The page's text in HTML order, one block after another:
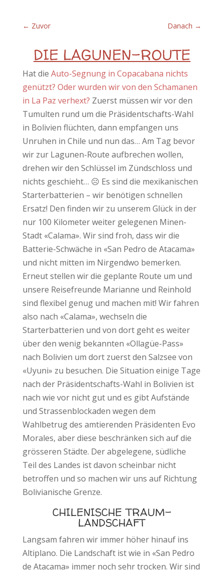
← Zuvor Danach →
DIE LAGUNEN-ROUTE
Hat die Auto-Segnung in Copacabana nichts
genützt? Oder wurden wir von den Schamanen
in La Paz verhext? Zuerst müssen wir vor den
Tumulten rund um die Präsidentschafts-Wahl
in Bolivien flüchten, dann empfangen uns
Unruhen in Chile und nun das… Am Tag bevor
wir zur Lagunen-Route aufbrechen wollen,
drehen wir den Schlüssel im Zündschloss und
nichts geschieht… ☹ Es sind die mexikanischen
Starterbatterien – wir benötigen schnellen
Ersatz! Den finden wir zu unserem Glück in der
nur 100 Kilometer weiter gelegenen Minen-
Stadt «Calama». Wir sind froh, dass wir die
Batterie-Schwäche in «San Pedro de Atacama»
und nicht mitten im Nirgendwo bemerken.
Erneut stellen wir die geplante Route um und
unsere Reisefreunde Marianne und Reinhold
sind flexibel genug und machen mit! Wir fahren
also nach «Calama», wechseln die
Starterbatterien und von dort geht es weiter
über den wenig bekannten «Ollagüe-Pass»
nach Bolivien um dort zuerst den Salzsee von
«Uyuni» zu besuchen. Die Situation einige Tage
nach der Präsidentschafts-Wahl in Bolivien ist
nach wie vor nicht gut und es gibt Aufstände
und Strassenblockaden wegen dem
Wahlbetrug des amtierenden Präsidenten Evo
Morales, aber diese beschränken sich auf die
grösseren Städte. Der abgelegene, südliche
Teil des Landes ist davon scheinbar nicht
betroffen und so machen wir uns auf Richtung
Bolivianische Grenze.
CHILENISCHE TRAUM-
LANDSCHAFT
Langsam fahren wir immer höher hinauf ins
Altiplano. Die Landschaft ist wie in «San Pedro
de Atacama» immer noch sehr trocken. Wir sind